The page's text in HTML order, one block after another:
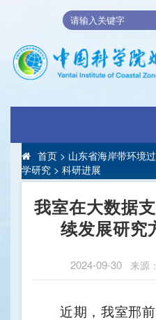
首页 > 山东省海岸带环境
学研究 > 科研进展
我室在大数据
续发展研究
2024-09-30 来源
近期，我室邢